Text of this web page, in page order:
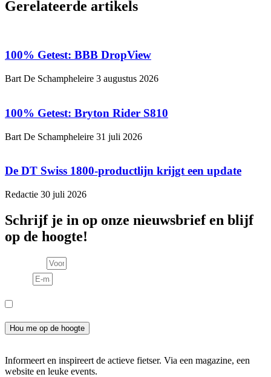
Gerelateerde artikels
100% Getest: BBB DropView
Bart De Schampheleire 3 augustus 2026
100% Getest: Bryton Rider S810
Bart De Schampheleire 31 juli 2026
De DT Swiss 1800-productlijn krijgt een update
Redactie 30 juli 2026
Schrijf je in op onze nieuwsbrief en blijf
op de hoogte!
Hou me op de hoogte
Informeert en inspireert de actieve fietser. Via een magazine, een
website en leuke events.